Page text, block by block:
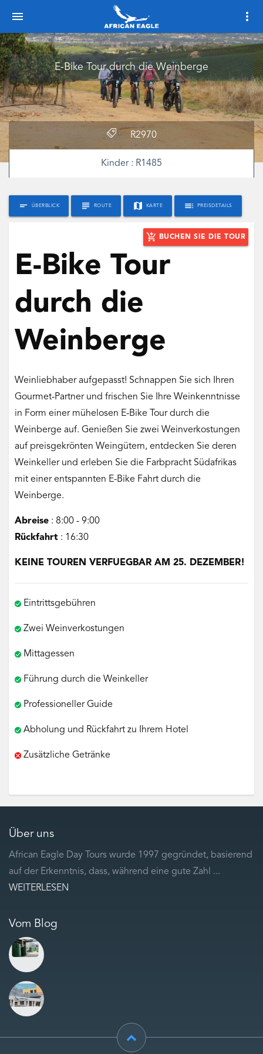
menu more_vert
E-Bike Tour durch die Weinberge
R2970
Kinder : R1485
short_text ÜBERBLICK subject ROUTE map KARTE toc PREISDETAILS
add_shopping_cart BUCHEN SIE DIE TOUR
E-Bike Tour
durch die
Weinberge
Weinliebhaber aufgepasst! Schnappen Sie sich Ihren
Gourmet-Partner und frischen Sie Ihre Weinkenntnisse
in Form einer mühelosen E-Bike Tour durch die
Weinberge auf. Genießen Sie zwei Weinverkostungen
auf preisgekrönten Weingütern, entdecken Sie deren
Weinkeller und erleben Sie die Farbpracht Südafrikas
mit einer entspannten E-Bike Fahrt durch die
Weinberge.
Abreise : 8:00 - 9:00
Rückfahrt : 16:30
KEINE TOUREN VERFUEGBAR AM 25. DEZEMBER!
Eintrittsgebühren
Zwei Weinverkostungen
Mittagessen
Führung durch die Weinkeller
Professioneller Guide
Abholung und Rückfahrt zu Ihrem Hotel
Zusätzliche Getränke
Über uns
African Eagle Day Tours wurde 1997 gegründet, basierend
auf der Erkenntnis, dass, während eine gute Zahl ...
WEITERLESEN
Vom Blog